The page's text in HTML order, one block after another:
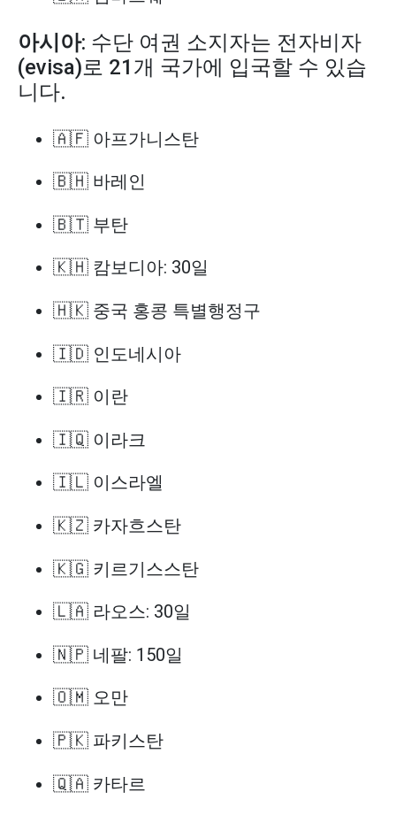
아시아: 수단 여권 소지자는 전자비자
(evisa)로 21개 국가에 입국할 수 있습
니다.
🇦🇫 아프가니스탄
🇧🇭 바레인
🇧🇹 부탄
🇰🇭 캄보디아: 30일
🇭🇰 중국 홍콩 특별행정구
🇮🇩 인도네시아
🇮🇷 이란
🇮🇶 이라크
🇮🇱 이스라엘
🇰🇿 카자흐스탄
🇰🇬 키르기스스탄
🇱🇦 라오스: 30일
🇳🇵 네팔: 150일
🇴🇲 오만
🇵🇰 파키스탄
🇶🇦 카타르